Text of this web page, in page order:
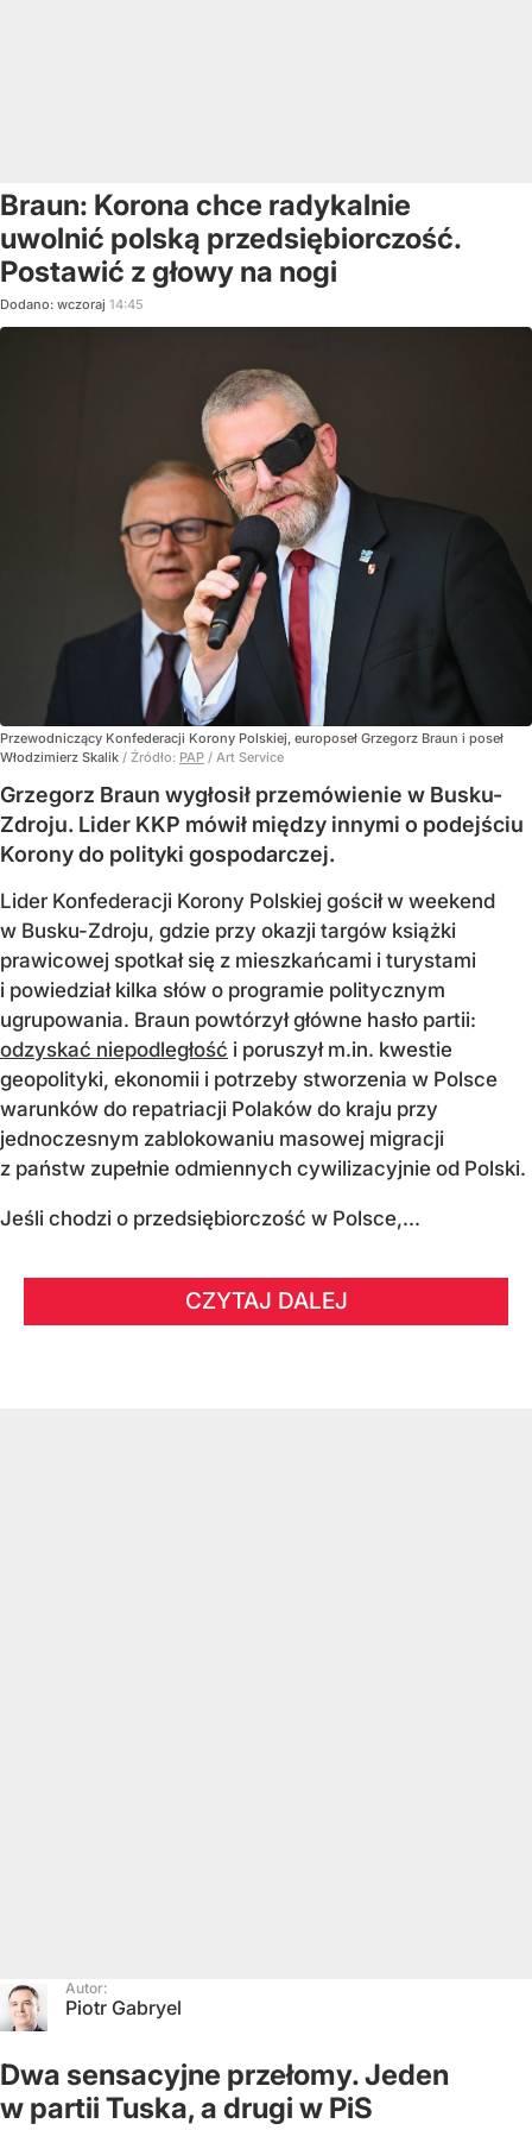
Braun: Korona chce radykalnie
uwolnić polską przedsiębiorczość.
Postawić z głowy na nogi
Dodano: wczoraj 14:45
Przewodniczący Konfederacji Korony Polskiej, europoseł Grzegorz Braun i poseł
Włodzimierz Skalik / Źródło: PAP / Art Service
Grzegorz Braun wygłosił przemówienie w Busku-
Zdroju. Lider KKP mówił między innymi o podejściu
Korony do polityki gospodarczej.
Lider Konfederacji Korony Polskiej gościł w weekend
w Busku-Zdroju, gdzie przy okazji targów książki
prawicowej spotkał się z mieszkańcami i turystami
i powiedział kilka słów o programie politycznym
ugrupowania. Braun powtórzył główne hasło partii:
odzyskać niepodległość i poruszył m.in. kwestie
geopolityki, ekonomii i potrzeby stworzenia w Polsce
warunków do repatriacji Polaków do kraju przy
jednoczesnym zablokowaniu masowej migracji
z państw zupełnie odmiennych cywilizacyjnie od Polski.
Jeśli chodzi o przedsiębiorczość w Polsce,...
CZYTAJ DALEJ
Autor:
Piotr Gabryel
Dwa sensacyjne przełomy. Jeden
w partii Tuska, a drugi w PiS